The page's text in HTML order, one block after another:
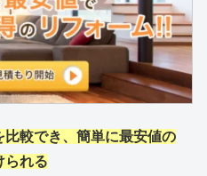
較でき、簡単に最安値の
られる